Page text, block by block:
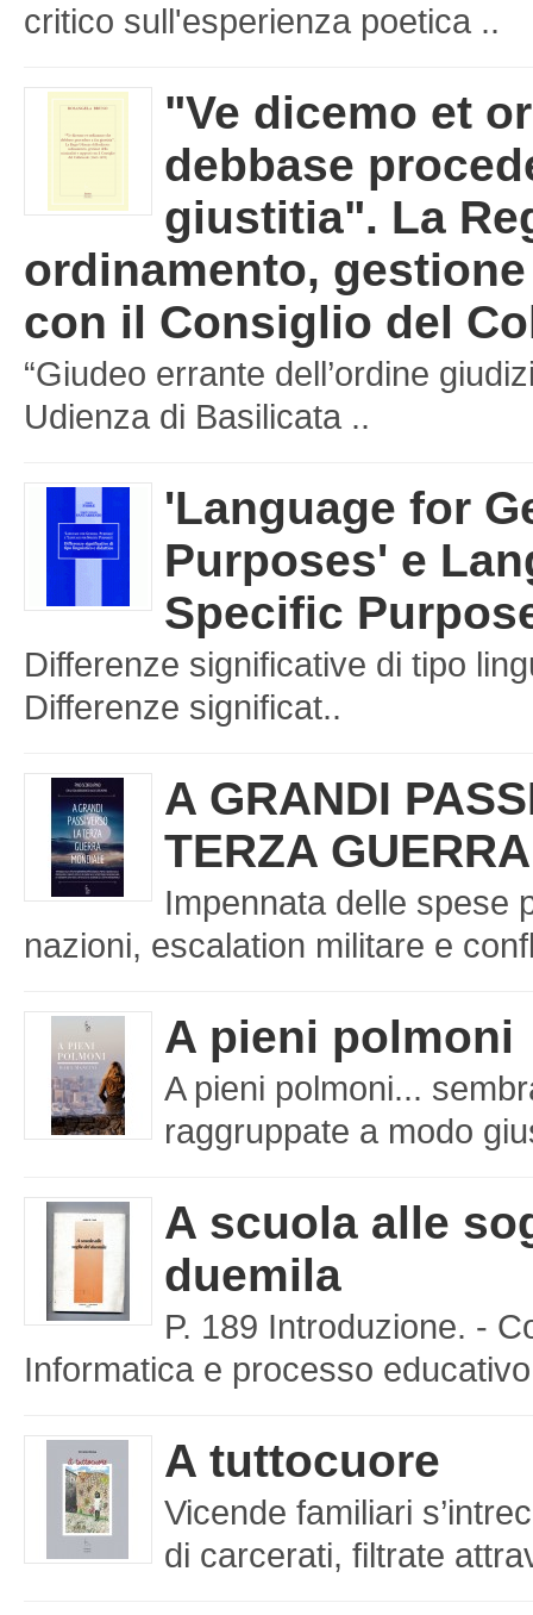
critico sull'esperienza poetica ..
"Ve dicemo et
debbase
giustitia". La
ordinamento,
con il Consiglio del
“Giudeo errante dell’ordine
Udienza di Basilicata ..
'Language for
Purposes' e
Specific
Differenze significative di tipo
Differenze significat..
A GRANDI
TERZA
Impennata delle spese
nazioni, escalation militare e
A pieni polmoni
A pieni polmoni...
raggruppate a modo
A scuola alle
duemila
P. 189 Introduzione. -
Informatica e processo
A tuttocuore
Vicende familiari
di carcerati, filtrate